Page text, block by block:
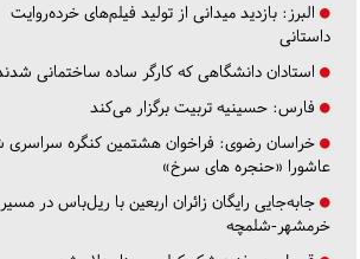
البرز: بازدید میدانی از تولید فیلم‌های خرده‌روایت
داستانی
استادان دانشگاهی که کارگر ساده ساختمانی
فارس: حسینیه تربیت برگزار می‌کند
خراسان رضوی: فراخوان هشتمین کنگره سراسری
عاشورا «حنجره های سرخ»
جابه‌جایی رایگان زائران اربعین با ریل‌باس در مسیر
خرمشهر-شلمچه